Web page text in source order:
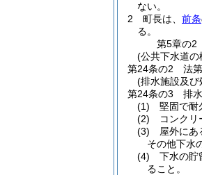
ない。
2
町長は、 前条
る。
第5章の2
(公共下水道の
第24条の2
法
(排水施設及び
第24条の3
排
(1)
堅固で耐
(2)
コンクリ
(3)
屋外にあ
その他下水
(4)
下水の貯
ること。